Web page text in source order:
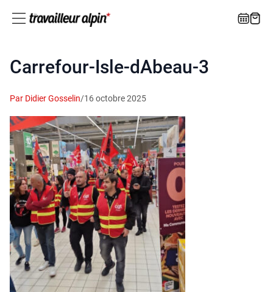
Carrefour-Isle-dAbeau‑3
Par Didier Gosselin/16 octobre 2025